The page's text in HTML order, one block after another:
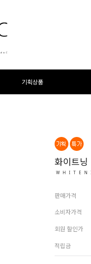
기획상품
화이트닝
판매가격
소비자가격
회원 할인가
적립금